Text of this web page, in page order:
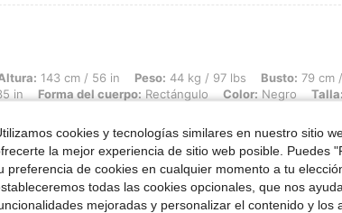
cm / 56 in, Peso: 44 kg / 97 lbs, Busto: 79 cm / 31 in, Cintura:
143 cm / 56 in Peso: 44 kg / 97 lbs Busto: 79 cm
in Forma del cuerpo: Rectángulo Color: Negro Talla:
cookies y tecnologías similares en nuestro sitio
la mejor experiencia de sitio web posible. Puedes
preferencia de cookies en cualquier momento a tu
todas las cookies opcionales, que nos
mejoradas y personalizar el contenido y